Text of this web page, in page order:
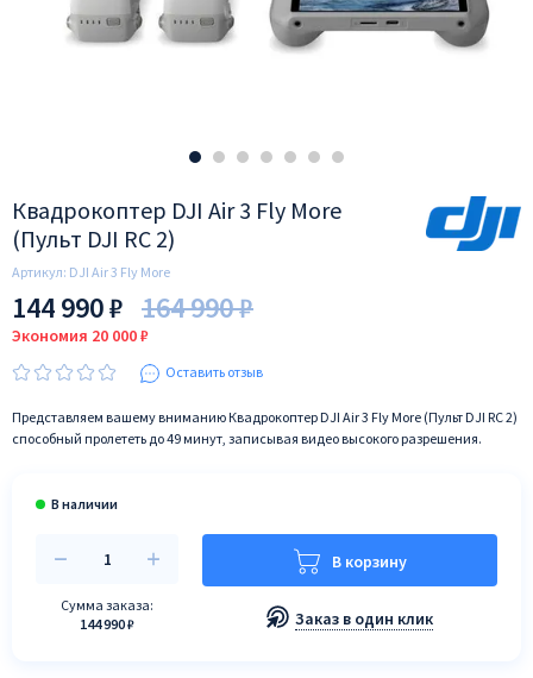
Квадрокоптер DJI Air 3 Fly More
(Пульт DJI RC 2)
Артикул: DJI Air 3 Fly More
144 990 ₽ 164 990 ₽
Экономия 20 000 ₽
Оставить отзыв
Представляем вашему вниманию Квадрокоптер DJI Air 3 Fly More (Пульт DJI RC 2)
способный пролететь до 49 минут, записывая видео высокого разрешения.
Сумма заказа:
144 990 ₽
В корзину
Заказ в один клик